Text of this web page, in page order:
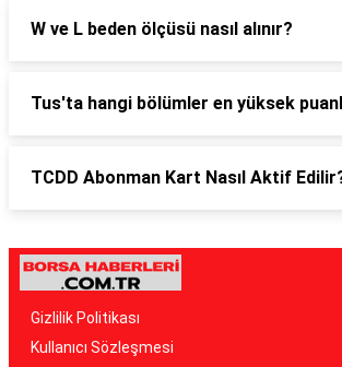
W ve L beden ölçüsü nasıl alınır?
Tus'ta hangi bölümler en yüksek
TCDD Abonman Kart Nasıl Aktif
Gizlilik Politikası
Kullanıcı Sözleşmesi